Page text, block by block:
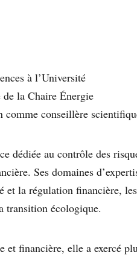
à l’Université
la Chaire Énergie
conseillère
dédiée au contrôle des
Ses domaines
et la régulation financière,
transition écologique.
financière, elle a exercé